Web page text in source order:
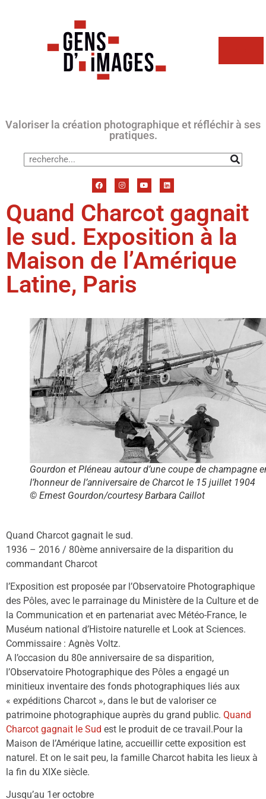
Valoriser la création photographique et réfléchir à ses
pratiques.
Quand Charcot gagnait
le sud. Exposition à la
Maison de l’Amérique
Latine, Paris
Gourdon et Pléneau autour d’une coupe de champagne
l’honneur de l’anniversaire de Charcot le 15 juillet 1904
© Ernest Gourdon/courtesy Barbara Caillot
Quand Charcot gagnait le sud.
1936 – 2016 / 80ème anniversaire de la disparition du
commandant Charcot
l’Exposition est proposée par l’Observatoire Photographique
des Pôles, avec le parrainage du Ministère de la Culture et de
la Communication et en partenariat avec Météo-France, le
Muséum national d’Histoire naturelle et Look at Sciences.
Commissaire : Agnès Voltz.
A l’occasion du 80e anniversaire de sa disparition,
l’Observatoire Photographique des Pôles a engagé un
minitieux inventaire des fonds photographiques liés aux
« expéditions Charcot », dans le but de valoriser ce
patrimoine photographique auprès du grand public. Quand
Charcot gagnait le Sud est le produit de ce travail.Pour la
Maison de l’Amérique latine, accueillir cette exposition est
naturel. Et on le sait peu, la famille Charcot habita les lieux à
la fin du XIXe siècle.
Jusqu’au 1er octobre